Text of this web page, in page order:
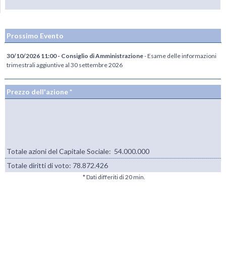
Prossimo Evento
30/10/2026 11:00 - Consiglio di Amministrazione- Esame delle informazioni
trimestrali aggiuntive al 30 settembre 2026
Prezzo dell'azione *
Totale azioni del Capitale Sociale: 54.000.000
Totale diritti di voto: 78.872.426
* Dati differiti di 20 min.